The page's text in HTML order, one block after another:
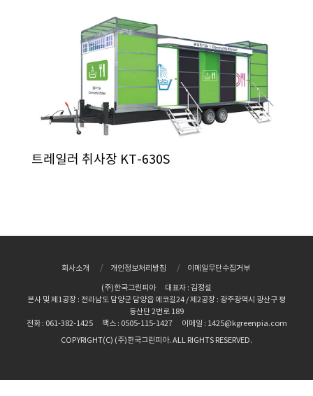
트레일러 취사장 KT-630S
회사소개 개인정보처리방침 이메일무단수집거부
(주)한국그린피아
대표자 : 김정설
본사 및 제1공장 : 전라남도 담양군 담양읍 에코길24 / 제2공장 : 광주광역시 광산구 평
동산단 2번로 189
전화 : 061-382-1425
팩스 : 0505-115-1427
이메일 : 1425@kgreenpia.com
COPYRIGHT(C) (주)한국그린피아. ALL RIGHTS RESERVED.